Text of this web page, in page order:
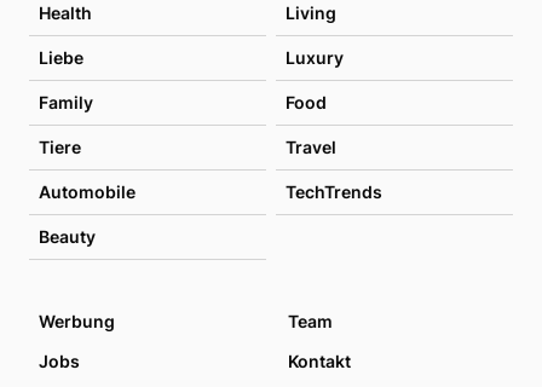
Health Living
Liebe Luxury
Family Food
Tiere Travel
Automobile TechTrends
Beauty
Werbung
Team
Jobs
Kontakt